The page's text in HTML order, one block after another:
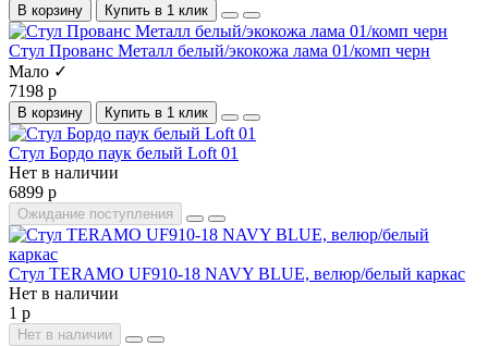
В корзину Купить в 1 клик
Стул Прованс Металл белый/экокожа лама 01/комп черн
Мало ✓
7198 р
В корзину Купить в 1 клик
Стул Бордо паук белый Loft 01
Нет в наличии
6899 р
Ожидание поступления
Стул TERAMO UF910-18 NAVY BLUE, велюр/белый каркас
Нет в наличии
1 р
Нет в наличии